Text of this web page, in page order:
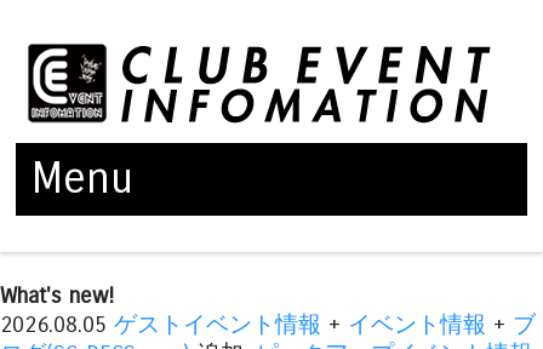
Menu
What's new!
2026.08.05 ゲストイベント情報 + イベント情報 + ブ